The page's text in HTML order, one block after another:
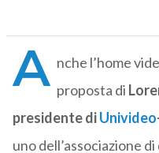
A nche l’home
proposta di
presidente diUnivideo
uno dell’associazione